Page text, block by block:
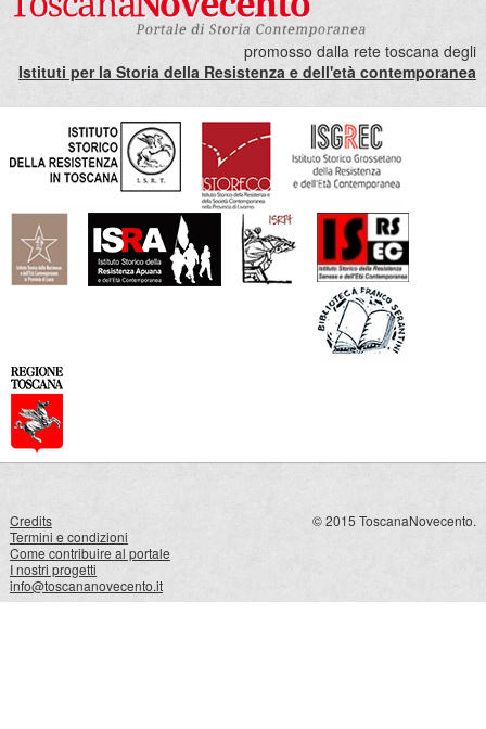
promosso dalla rete toscana degli
Istituti per la Storia della Resistenza e dell'età contemporanea
Credits
Termini e condizioni
Come contribuire al portale
I nostri progetti
info@toscananovecento.it
© 2015 ToscanaNovecento.